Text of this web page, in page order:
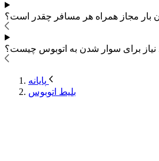
بار مجاز همراه هر مسافر چقدر است؟
برای سوار شدن به اتوبوس چیست؟
بلیط اتوبوس